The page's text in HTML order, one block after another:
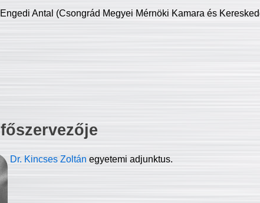
Engedi Antal (Csongrád Megyei Mérnöki Kamara és
Dr. Kincses Zoltán egyetemi adjunktus.